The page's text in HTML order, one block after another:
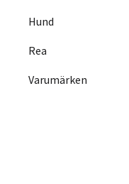
Hund
Rea
Varumärken